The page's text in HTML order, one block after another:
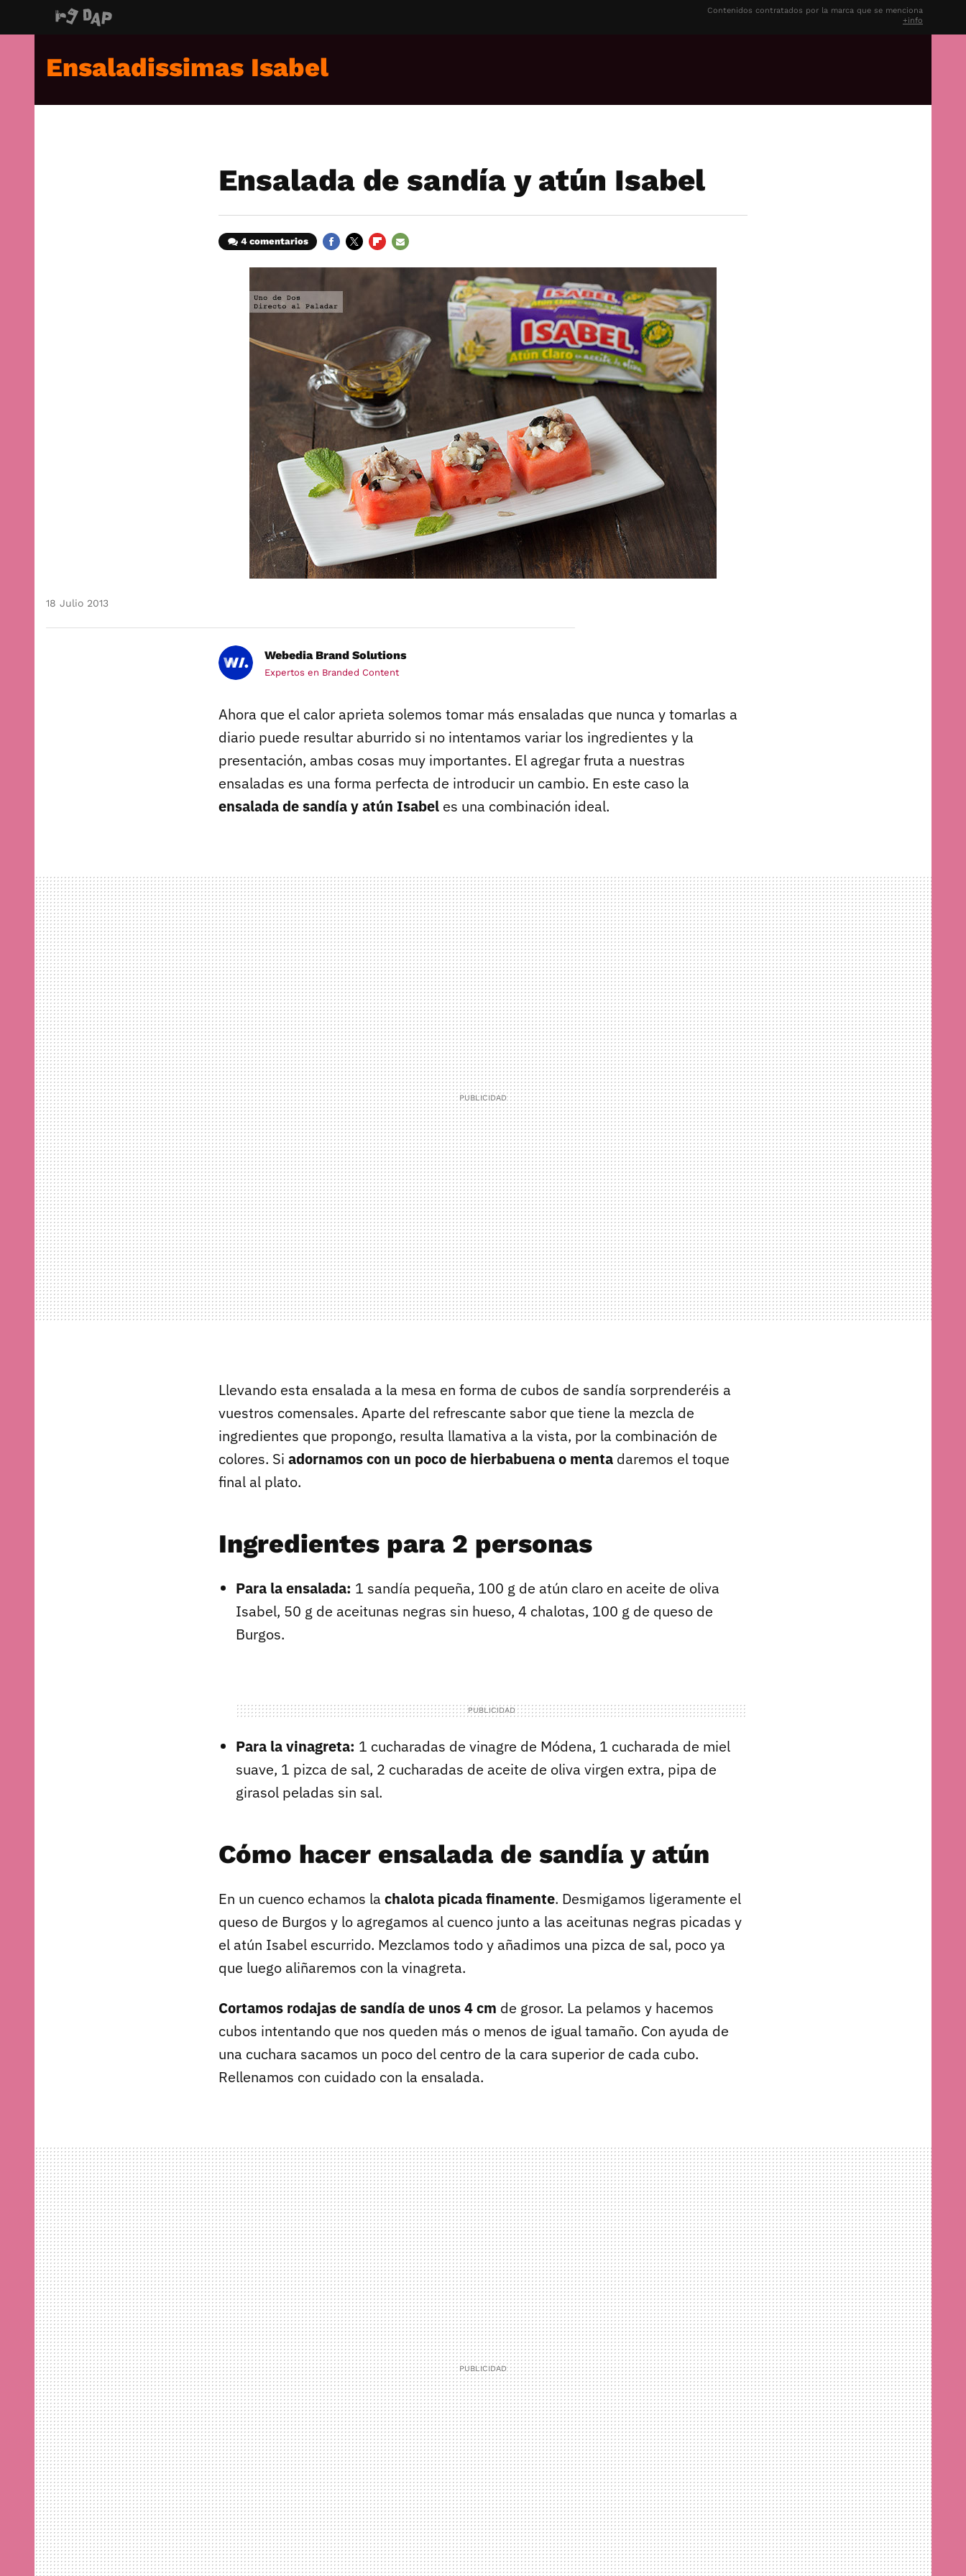
Contenidos contratados por la marca que se menciona
+info
Ensaladissimas Isabel
Ensalada de sandía y atún Isabel
4 comentarios
18 Julio 2013
Webedia Brand Solutions
Expertos en Branded Content
Ahora que el calor aprieta solemos tomar más ensaladas que nunca y tomarlas a
diario puede resultar aburrido si no intentamos variar los ingredientes y la
presentación, ambas cosas muy importantes. El agregar fruta a nuestras
ensaladas es una forma perfecta de introducir un cambio. En este caso la
ensalada de sandía y atún Isabel es una combinación ideal.
Llevando esta ensalada a la mesa en forma de cubos de sandía sorprenderéis a
vuestros comensales. Aparte del refrescante sabor que tiene la mezcla de
ingredientes que propongo, resulta llamativa a la vista, por la combinación de
colores. Si adornamos con un poco de hierbabuena o menta daremos el toque
final al plato.
Ingredientes para 2 personas
Para la ensalada: 1 sandía pequeña, 100 g de atún claro en aceite de oliva
Isabel, 50 g de aceitunas negras sin hueso, 4 chalotas, 100 g de queso de
Burgos.
Para la vinagreta: 1 cucharadas de vinagre de Módena, 1 cucharada de miel
suave, 1 pizca de sal, 2 cucharadas de aceite de oliva virgen extra, pipa de
girasol peladas sin sal.
Cómo hacer ensalada de sandía y atún
En un cuenco echamos la chalota picada finamente. Desmigamos ligeramente el
queso de Burgos y lo agregamos al cuenco junto a las aceitunas negras picadas y
el atún Isabel escurrido. Mezclamos todo y añadimos una pizca de sal, poco ya
que luego aliñaremos con la vinagreta.
Cortamos rodajas de sandía de unos 4 cm de grosor. La pelamos y hacemos
cubos intentando que nos queden más o menos de igual tamaño. Con ayuda de
una cuchara sacamos un poco del centro de la cara superior de cada cubo.
Rellenamos con cuidado con la ensalada.